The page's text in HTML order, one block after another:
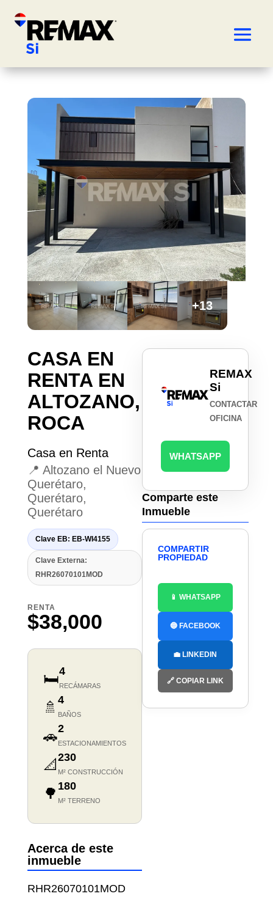
+13
CASA EN
RENTA EN
ALTOZANO,
ROCA
Casa en Renta
📍 Altozano el Nuevo
Querétaro,
Querétaro,
Querétaro
Clave EB: EB-WI4155
Clave Externa:
RHR26070101MOD
RENTA
$38,000
🛏️4
RECÁMARAS
🚿 4
BAÑOS
🚗2
ESTACIONAMIENTOS
📐 230
M² CONSTRUCCIÓN
🌳 180
M² TERRENO
Acerca de este
inmueble
RHR26070101MOD
REMAX
Si
CONTACTAR
OFICINA
WHATSAPP
Comparte este
Inmueble
COMPARTIR
PROPIEDAD
📱 WHATSAPP
🔵 FACEBOOK
💼 LINKEDIN
🔗 COPIAR LINK